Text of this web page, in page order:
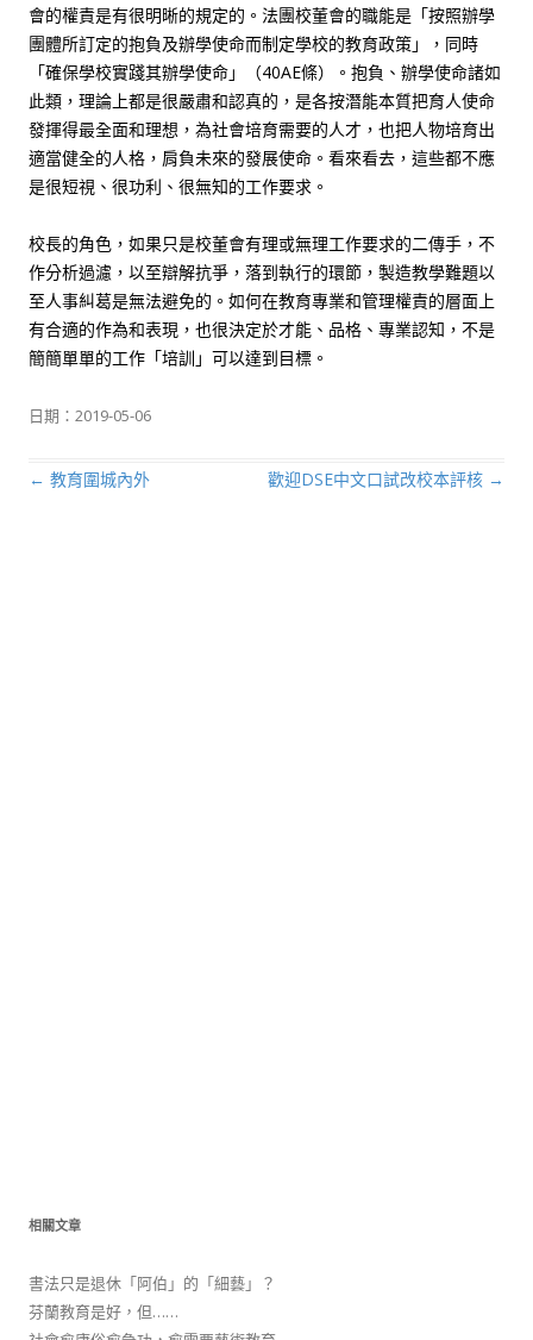
會的權責是有很明晰的規定的。法團校董會的職能是「按照辦學
團體所訂定的抱負及辦學使命而制定學校的教育政策」，同時
「確保學校實踐其辦學使命」（40AE條）。抱負、辦學使命諸如
此類，理論上都是很嚴肅和認真的，是各按潛能本質把育人使命
發揮得最全面和理想，為社會培育需要的人才，也把人物培育出
適當健全的人格，肩負未來的發展使命。看來看去，這些都不應
是很短視、很功利、很無知的工作要求。
校長的角色，如果只是校董會有理或無理工作要求的二傳手，不
作分析過濾，以至辯解抗爭，落到執行的環節，製造教學難題以
至人事糾葛是無法避免的。如何在教育專業和管理權責的層面上
有合適的作為和表現，也很決定於才能、品格、專業認知，不是
簡簡單單的工作「培訓」可以達到目標。
日期： 2019-05-06
文章導航列
← 教育圍城內外 歡迎DSE中文口試改校本評核 →
相關文章
書法只是退休「阿伯」的「細藝」？
芬蘭教育是好，但……